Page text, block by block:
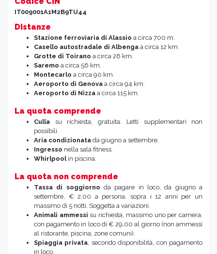
IT009001A1M2B9TU44
Distanze
Stazione ferroviaria di Alassio a circa 700 m.
Casello autostradale di Albenga a circa 12 km.
Grotte di Toirano a circa 26 km.
Saremo a circa 56 km.
Montecarlo a circa 90 km.
Aeroporto di Genova a circa 94 km.
Aeroporto di Nizza a circa 115 km.
La quota comprende
Culla su richiesta, gratuita. Letti supplementari non
possibili.
Aria condizionata da giugno a settembre.
Ingresso nella sala fitness.
Whirlpool in piscina.
La quota non comprende
Tassa di soggiorno da pagare in loco, da giugno a
settembre, € 2,00 a persona, sopra i 12 anni per un
massimo di 5 notti. Soggetta a variazioni.
Animali ammessisu richiesta, massimo uno per camera,
con pagamento in loco di € 29,00 al giorno (non ammessi
al ristorante, piscina, zone comuni).
Spiaggia privata , secondo disponibilità, con pagamento
in loco.